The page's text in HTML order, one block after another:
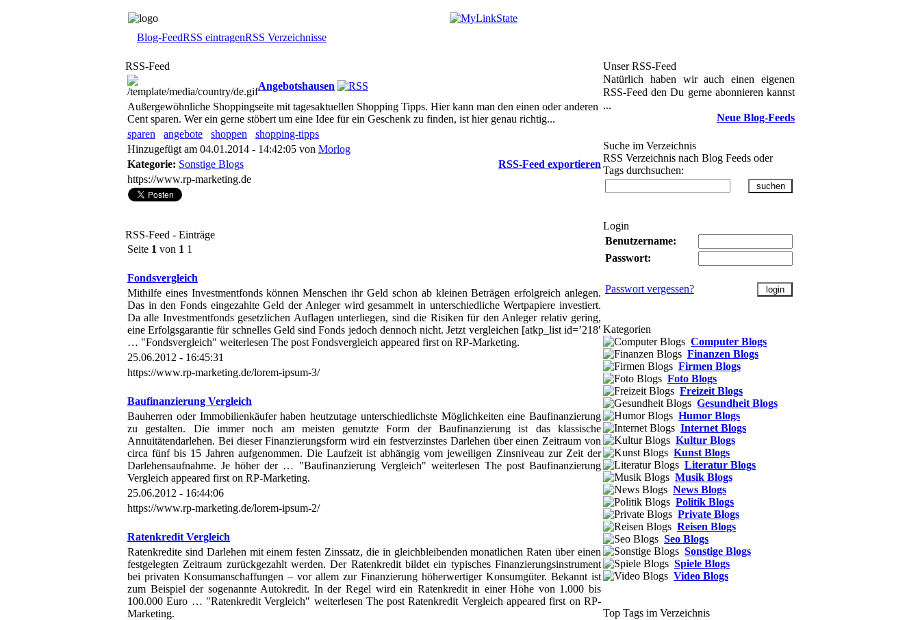
Blog-FeedRSS eintragenRSS Verzeichnisse
RSS-Feed
Angebotshausen
Außergewöhnliche Shoppingseite mit tagesaktuellen Shopping Tipps. Hier kann man den einen oder anderen
Cent sparen. Wer ein gerne stöbert um eine Idee für ein Geschenk zu finden, ist hier genau richtig...
sparen
angebote shoppen
shopping-tipps
Hinzugefügt am 04.01.2014 - 14:42:05 von Morlog
Kategorie: Sonstige Blogs
RSS-Feed exportieren
https://www.rp-marketing.de
RSS-Feed - Einträge
Seite 1 von 1 1
Fondsvergleich
Mithilfe eines Investmentfonds können Menschen ihr Geld schon ab kleinen Beträgen erfolgreich anlegen.
Das in den Fonds eingezahlte Geld der Anleger wird gesammelt in unterschiedliche Wertpapiere investiert.
Da alle Investmentfonds gesetzlichen Auflagen unterliegen, sind die Risiken für den Anleger relativ gering,
eine Erfolgsgarantie für schnelles Geld sind Fonds jedoch dennoch nicht. Jetzt vergleichen [atkp_list id=’218′
… "Fondsvergleich" weiterlesen The post Fondsvergleich appeared first on RP-Marketing.
25.06.2012 - 16:45:31
https://www.rp-marketing.de/lorem-ipsum-3/
Baufinanzierung Vergleich
Bauherren oder Immobilienkäufer haben heutzutage unterschiedlichste Möglichkeiten eine Baufinanzierung
zu gestalten. Die immer noch am meisten genutzte Form der Baufinanzierung ist das klassische
Annuitätendarlehen. Bei dieser Finanzierungsform wird ein festverzinstes Darlehen über einen Zeitraum von
circa fünf bis 15 Jahren aufgenommen. Die Laufzeit ist abhängig vom jeweiligen Zinsniveau zur Zeit der
Darlehensaufnahme. Je höher der … "Baufinanzierung Vergleich" weiterlesen The post Baufinanzierung
Vergleich appeared first on RP-Marketing.
25.06.2012 - 16:44:06
https://www.rp-marketing.de/lorem-ipsum-2/
Ratenkredit Vergleich
Ratenkredite sind Darlehen mit einem festen Zinssatz, die in gleichbleibenden monatlichen Raten über einen
festgelegten Zeitraum zurückgezahlt werden. Der Ratenkredit bildet ein typisches Finanzierungsinstrument
bei privaten Konsumanschaffungen – vor allem zur Finanzierung höherwertiger Konsumgüter. Bekannt ist
zum Beispiel der sogenannte Autokredit. In der Regel wird ein Ratenkredit in einer Höhe von 1.000 bis
100.000 Euro … "Ratenkredit Vergleich" weiterlesen The post Ratenkredit Vergleich appeared first on RP-
Marketing.
Unser RSS-Feed
Natürlich haben wir auch einen eigenen
RSS-Feed den Du gerne abonnieren kannst
...
Neue Blog-Feeds
Suche im Verzeichnis
RSS Verzeichnis nach Blog Feeds oder
Tags durchsuchen:
Login
Benutzername:
Passwort:
Passwort vergessen?
Kategorien
Computer Blogs
Finanzen Blogs
Firmen Blogs
Foto Blogs
Freizeit Blogs
Gesundheit Blogs
Humor Blogs
Internet Blogs
Kultur Blogs
Kunst Blogs
Literatur Blogs
Musik Blogs
News Blogs
Politik Blogs
Private Blogs
Reisen Blogs
Seo Blogs
Sonstige Blogs
Spiele Blogs
Video Blogs
Top Tags im Verzeichnis